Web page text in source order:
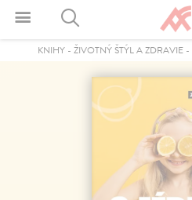
KNIHY- ŽIVOTNÝ ŠTÝL A ZDRAVIE-